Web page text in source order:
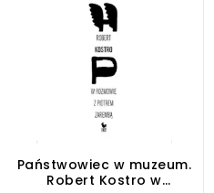
Państwowiec w muzeum.
Robert Kostro w